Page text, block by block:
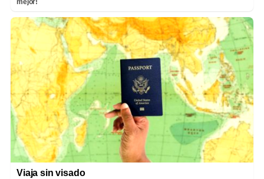
mejor!
Viaja sin visado